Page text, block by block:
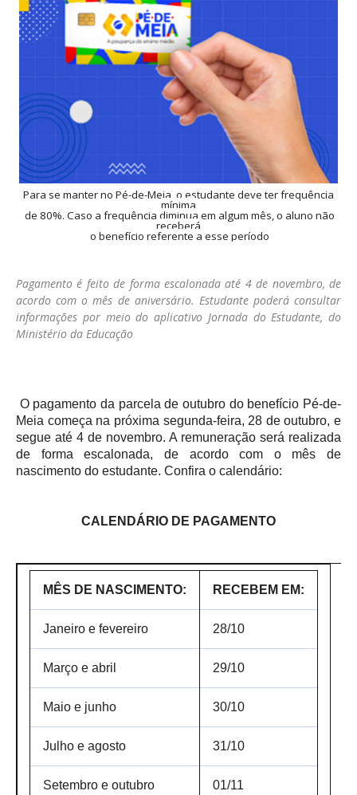
Para se manter no Pé-de-Meia, o estudante deve ter frequência
mínima
de 80%. Caso a frequência diminua em algum mês, o aluno não
receberá
o benefício referente a esse período
Pagamento é feito de forma escalonada até 4 de novembro, de
acordo com o mês de aniversário. Estudante poderá consultar
informações por meio do aplicativo Jornada do Estudante, do
Ministério da Educação
O pagamento da parcela de outubro do benefício Pé-de-
Meia começa na próxima segunda-feira, 28 de outubro, e
segue até 4 de novembro. A remuneração será realizada
de forma escalonada, de acordo com o mês de
nascimento do estudante. Confira o calendário:
CALENDÁRIO DE PAGAMENTO
MÊS DE NASCIMENTO: RECEBEM EM:
Janeiro e fevereiro 28/10
Março e abril 29/10
Maio e junho 30/10
Julho e agosto 31/10
Setembro e outubro 01/11